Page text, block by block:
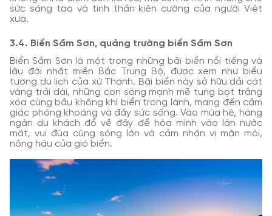
sức sáng tạo và tinh thần kiên cường của người Việt
xưa.
3.4. Biển Sầm Sơn, quảng trường biển Sầm Sơn
Biển Sầm Sơn là một trong những bãi biển nổi tiếng và
lâu đời nhất miền Bắc Trung Bộ, được xem như biểu
tượng du lịch của xứ Thanh. Bãi biển này sở hữu dải cát
vàng trải dài, những con sóng mạnh mẽ tung bọt trắng
xóa cùng bầu không khí biển trong lành, mang đến cảm
giác phóng khoáng và đầy sức sống. Vào mùa hè, hàng
ngàn du khách đổ về đây để hòa mình vào làn nước
mát, vui đùa cùng sóng lớn và cảm nhận vị mặn mòi,
nồng hậu của gió biển.